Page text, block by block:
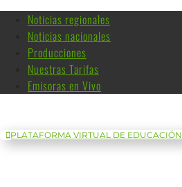
Noticias regionales
Noticias nacionales
Producciones
Nuestras Tarifas
Emisoras en Vivo
PLATAFORMA VIRTUAL DE EDUCACIÓN